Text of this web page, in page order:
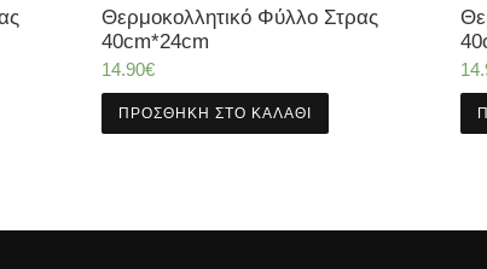
Θερμοκολλητικό Φύλλο Στρας
40cm*24cm
14.90€
ΠΡΟΣΘΉΚΗ ΣΤΟ ΚΑΛΆΘΙ